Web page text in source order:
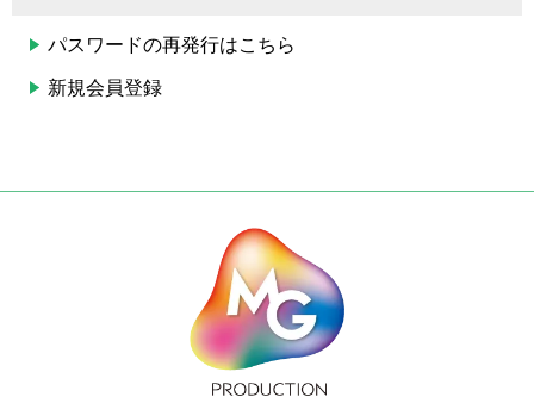
パスワードの再発行はこちら
新規会員登録